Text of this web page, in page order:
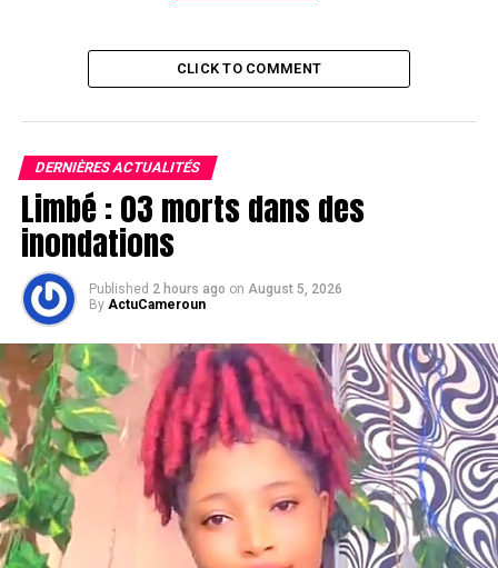
CLICK TO COMMENT
DERNIÈRES ACTUALITÉS
Limbé : 03 morts dans des
inondations
Published 2 hours ago on August 5, 2026
By ActuCameroun